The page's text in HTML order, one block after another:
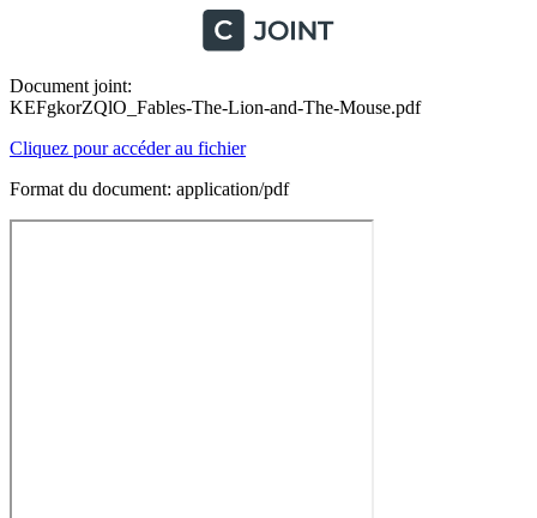
Document joint:
KEFgkorZQlO_Fables-The-Lion-and-The-Mouse.pdf
Cliquez pour accéder au fichier
Format du document: application/pdf